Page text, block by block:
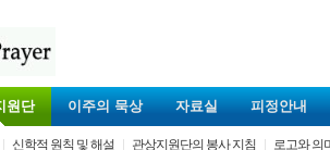
원단 이주의 묵상 자료실 피정안내
신학적 원칙 및 해설 관상지원단의 봉사 지침 로고와 의